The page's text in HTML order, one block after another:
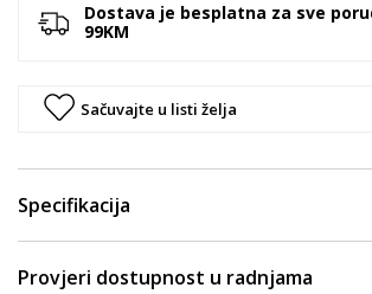
Dostava je besplatna za sve
99KM
Sačuvajte u listi želja
Specifikacija
Provjeri dostupnost u radnjama